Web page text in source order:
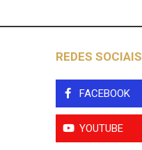
REDES SOCIAIS
FACEBOOK
YOUTUBE